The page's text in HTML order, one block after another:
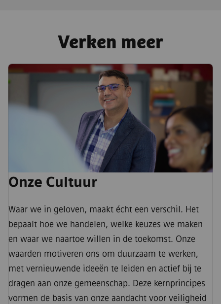
Verken meer
Onze Cultuur
Waar we in geloven, maakt écht een verschil. Het
bepaalt hoe we handelen, welke keuzes we maken
en waar we naartoe willen in de toekomst. Onze
waarden motiveren ons om duurzaam te werken,
met vernieuwende ideeën te leiden en actief bij te
dragen aan onze gemeenschap. Deze kernprincipes
vormen de basis van onze aandacht voor veiligheid